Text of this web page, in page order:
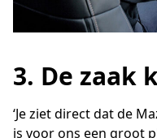
3. De zaak
‘Je ziet direct dat de
is voor ons een groot